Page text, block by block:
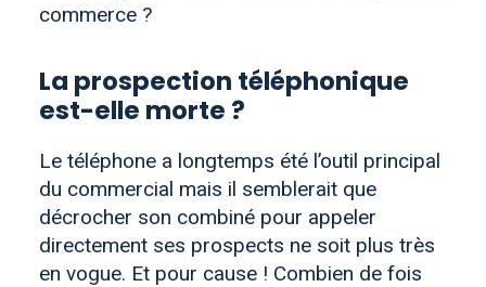
commerce ?
La prospection téléphonique
est-elle morte ?
Le téléphone a longtemps été l’outil principal
du commercial mais il semblerait que
décrocher son combiné pour appeler
directement ses prospects ne soit plus très
en vogue. Et pour cause ! Combien de fois